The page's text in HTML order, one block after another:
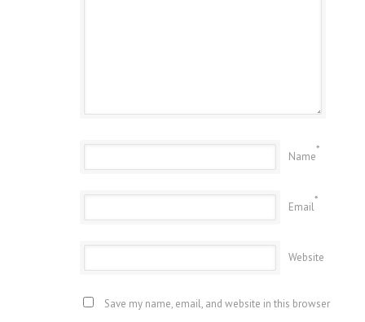
Name
*
Email
*
Website
Save my name, email, and website in this browser